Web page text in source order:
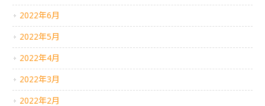
2022年6月
2022年5月
2022年4月
2022年3月
2022年2月